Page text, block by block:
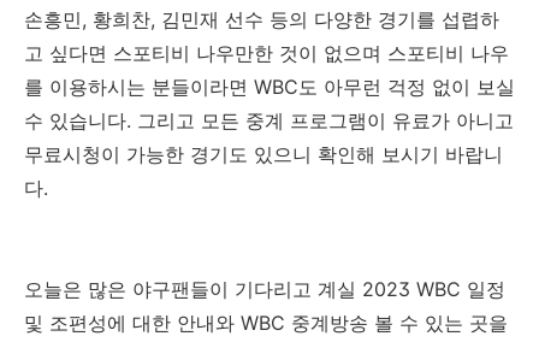
손흥민, 황희찬, 김민재 선수 등의 다양한 경기를 섭렵하
고 싶다면 스포티비 나우만한 것이 없으며 스포티비 나우
를 이용하시는 분들이라면 WBC도 아무런 걱정 없이 보실
수 있습니다. 그리고 모든 중계 프로그램이 유료가 아니고
무료시청이 가능한 경기도 있으니 확인해 보시기 바랍니
다.
오늘은 많은 야구팬들이 기다리고 계실 2023 WBC 일정
및 조편성에 대한 안내와 WBC 중계방송 볼 수 있는 곳을